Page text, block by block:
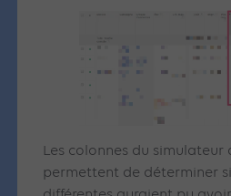
Les colonnes du simulateur
permettent de déterminer